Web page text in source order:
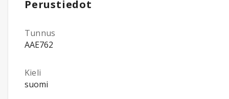
Perustiedot
Tunnus
AAE762
Kieli
suomi